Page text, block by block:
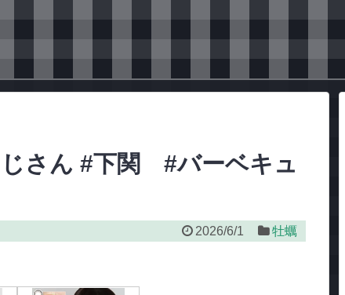
さん #下関 #バーベキュ
2026/6/1 牡蠣